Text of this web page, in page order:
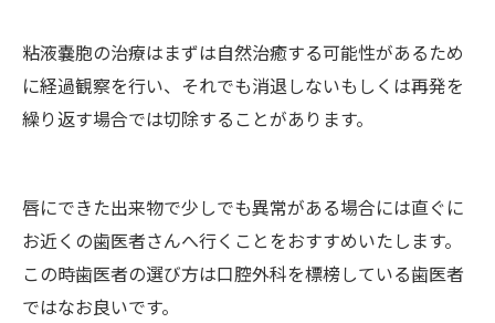
粘液嚢胞の治療はまずは自然治癒する可能性があるため
に経過観察を行い、それでも消退しないもしくは再発を
繰り返す場合では切除することがあります。
唇にできた出来物で少しでも異常がある場合には直ぐに
お近くの歯医者さんへ行くことをおすすめいたします。
この時歯医者の選び方は口腔外科を標榜している歯医者
ではなお良いです。